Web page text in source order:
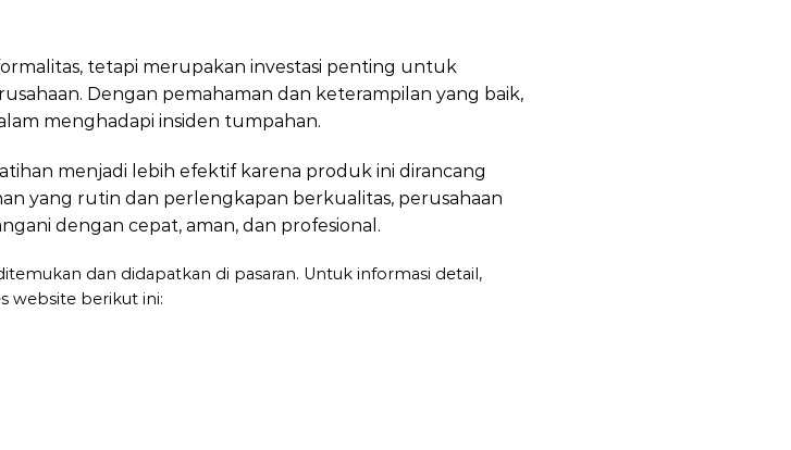
tetapi merupakan investasi penting untuk
Dengan pemahaman dan keterampilan yang baik,
menghadapi insiden tumpahan.
menjadi lebih efektif karena produk ini dirancang
yang rutin dan perlengkapan berkualitas, perusahaan
dengan cepat, aman, dan profesional.
dan didapatkan di pasaran. Untuk informasi detail,
website berikut ini: